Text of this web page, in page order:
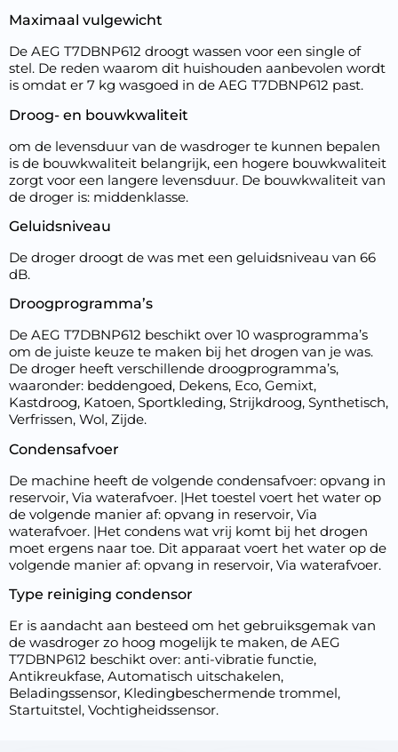
Maximaal vulgewicht
De AEG T7DBNP612 droogt wassen voor een single of
stel. De reden waarom dit huishouden aanbevolen wordt
is omdat er 7 kg wasgoed in de AEG T7DBNP612 past.
Droog- en bouwkwaliteit
om de levensduur van de wasdroger te kunnen bepalen
is de bouwkwaliteit belangrijk, een hogere bouwkwaliteit
zorgt voor een langere levensduur. De bouwkwaliteit van
de droger is: middenklasse.
Geluidsniveau
De droger droogt de was met een geluidsniveau van 66
dB.
Droogprogramma’s
De AEG T7DBNP612 beschikt over 10 wasprogramma’s
om de juiste keuze te maken bij het drogen van je was.
De droger heeft verschillende droogprogramma’s,
waaronder: beddengoed, Dekens, Eco, Gemixt,
Kastdroog, Katoen, Sportkleding, Strijkdroog, Synthetisch,
Verfrissen, Wol, Zijde.
Condensafvoer
De machine heeft de volgende condensafvoer: opvang in
reservoir, Via waterafvoer. |Het toestel voert het water op
de volgende manier af: opvang in reservoir, Via
waterafvoer. |Het condens wat vrij komt bij het drogen
moet ergens naar toe. Dit apparaat voert het water op de
volgende manier af: opvang in reservoir, Via waterafvoer.
Type reiniging condensor
Er is aandacht aan besteed om het gebruiksgemak van
de wasdroger zo hoog mogelijk te maken, de AEG
T7DBNP612 beschikt over: anti-vibratie functie,
Antikreukfase, Automatisch uitschakelen,
Beladingssensor, Kledingbeschermende trommel,
Startuitstel, Vochtigheidssensor.